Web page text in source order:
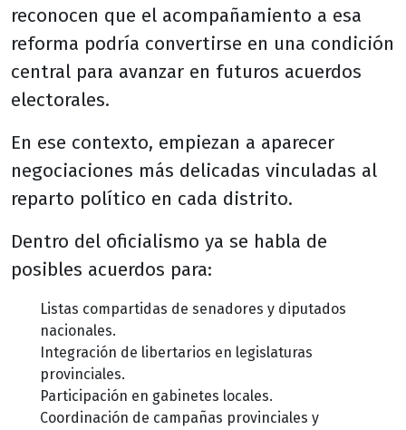
reconocen que el acompañamiento a esa
reforma podría convertirse en una condición
central para avanzar en futuros acuerdos
electorales.
En ese contexto, empiezan a aparecer
negociaciones más delicadas vinculadas al
reparto político en cada distrito.
Dentro del oficialismo ya se habla de
posibles acuerdos para:
Listas compartidas de senadores y diputados
nacionales.
Integración de libertarios en legislaturas
provinciales.
Participación en gabinetes locales.
Coordinación de campañas provinciales y